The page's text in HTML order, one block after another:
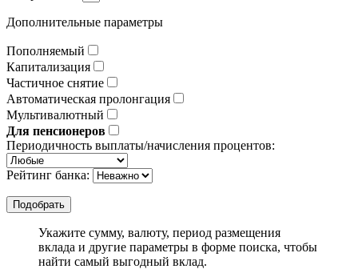
Дополнительные параметры
Пополняемый
Капитализация
Частичное снятие
Автоматическая пролонгация
Мультивалютный
Для пенсионеров
Периодичность выплаты/начисления процентов:
Рейтинг банка:
Укажите сумму, валюту, период размещения
вклада и другие параметры в форме поиска, чтобы
найти самый выгодный вклад.